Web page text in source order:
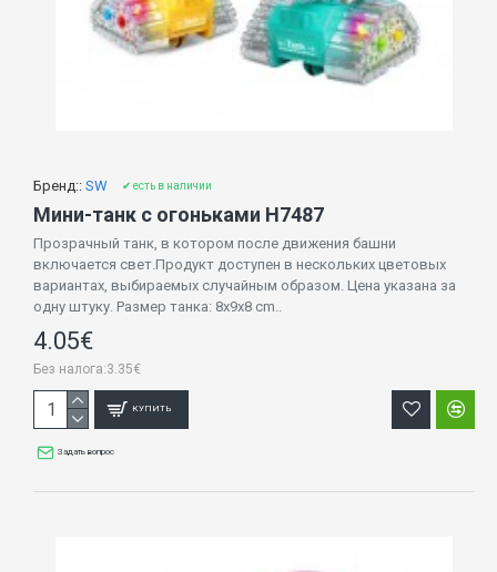
Бренд:: SW ✔ есть в наличии
Мини-танк с огоньками H7487
Прозрачный танк, в котором после движения башни
включается свет.Продукт доступен в нескольких цветовых
вариантах, выбираемых случайным образом. Цена указана за
одну штуку. Размер танка: 8x9x8 cm..
4.05€
Без налога:3.35€
КУПИТЬ
Задать вопрос